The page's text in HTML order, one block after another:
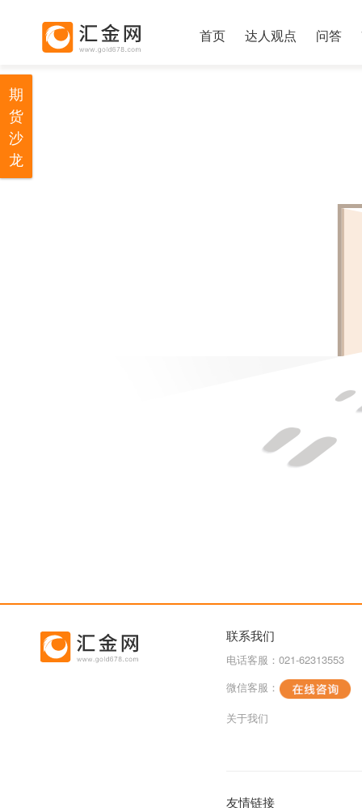
首页 达人观点 问答
联系我们
电话客服：021-62313553
微信客服：
关于我们
友情链接
期
货
沙
龙